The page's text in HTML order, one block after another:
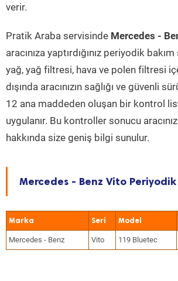
verir.
Pratik Araba servisinde Mercedes -
aracınıza yaptırdığınız periyodik
yağ, yağ filtresi, hava ve polen filtresi
dışında aracınızın sağlığı ve güvenli
12 ana maddeden oluşan bir kontrol
uygulanır. Bu kontroller sonucu
hakkında size geniş bilgi sunulur.
Mercedes - Benz Vito Periyodik
Marka Seri Model
Mercedes - Benz Vito 119 Bluetec